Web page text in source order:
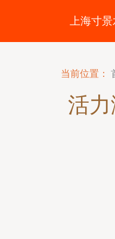
上海寸景
当前位置：
活